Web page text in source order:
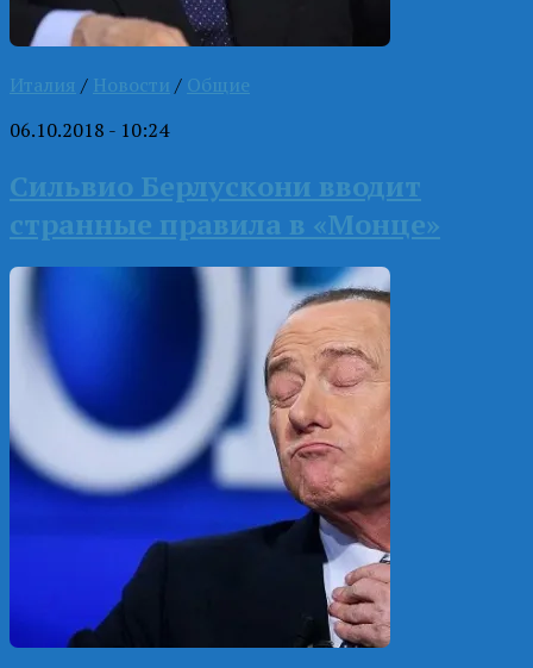
Италия / Новости / Общие
06.10.2018 - 10:24
Сильвио Берлускони вводит
странные правила в «Монце»